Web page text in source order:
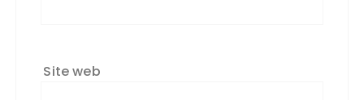
Site web